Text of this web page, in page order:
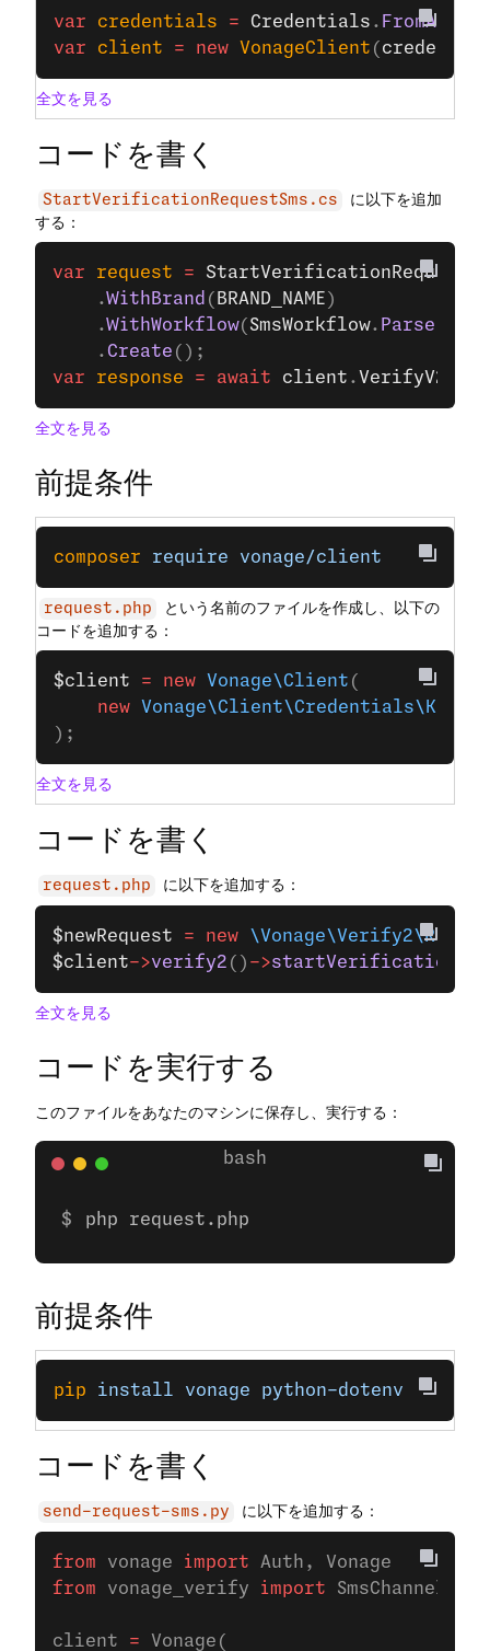
var credentials = Credentials .
var client = new VonageClient (
全文を見る
コードを書く
StartVerificationRequestSms.cs
に以下を追加
する：
var request = StartVerificationRequest
    .
WithBrand ( BRAND_NAME )
    .
WithWorkflow( SmsWorkflow. Parse
    .
Create ();
var response = await client .
全文を見る
前提条件
composer require vonage/client
request.php
という名前のファイルを作成し、以下の
コードを追加する：
$client = new Vonage\Client (
    new
);
全文を見る
コードを書く
request.php に以下を追加する：
$newRequest = new
$client->verify2 () ->startVerification
全文を見る
コードを実行する
このファイルをあなたのマシンに保存し、実行する：
php request.php
前提条件
pip install vonage python-dotenv
コードを書く
send-request-sms.py に以下を追加する：
from vonage import Auth, Vonage
from vonage_verify import SmsChannel,
client = Vonage(